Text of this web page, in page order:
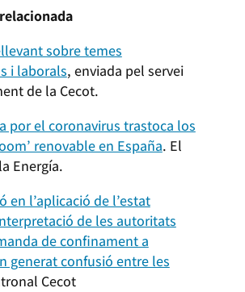
sobre temes
i laborals, enviada pel servei
de la Cecot.
por el coronavirus trastoca los
renovable en España. El
Energía.
en l’aplicació de l’estat
de les autoritats
de confinament a
generat confusió entre les
Cecot